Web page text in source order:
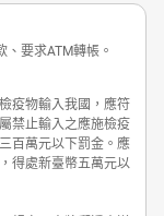
要求ATM轉帳。
疫物輸入我國，應符
禁止輸入之應施檢疫
百萬元以下罰金。應
得處新臺幣五萬元以